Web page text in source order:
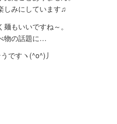
しみにしています♫
もいいですね～。
物の話題に…
ですヽ(^o^)丿